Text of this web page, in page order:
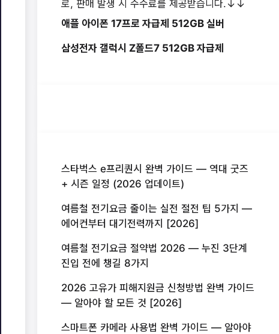
로, 판매 발생 시 수수료를 제공받습니다.↓↓
애플 아이폰 17프로 자급제 512GB 실버
삼성전자 갤럭시 Z폴드7 512GB 자급제
스타벅스 e프리퀀시 완벽 가이드 — 역대 굿즈
+ 시즌 일정 (2026 업데이트)
여름철 전기요금 줄이는 실전 절전 팁 5가지 —
에어컨부터 대기전력까지 [2026]
여름철 전기요금 절약법 2026 — 누진 3단계
진입 전에 챙길 8가지
2026 고유가 피해지원금 신청방법 완벽 가이드
— 알아야 할 모든 것 [2026]
스마트폰 카메라 사용법 완벽 가이드 — 알아야